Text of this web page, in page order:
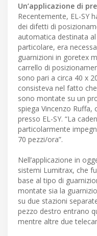
Un’applicazione di
Recentemente, EL-SY
dei difetti di
automatica destinata
particolare, era
guarnizioni in goretex
carrello di
sono pari a circa 40 x
consisteva nel fatto
sono montate su un
spiega Vincenzo
presso EL-SY. “La
particolarmente
70 pezzi/ora”.
Nell’applicazione in
sistemi Lumitrax, che
base al tipo di
montate sia la
su due stazioni
pezzo destro entrano
mentre altre due